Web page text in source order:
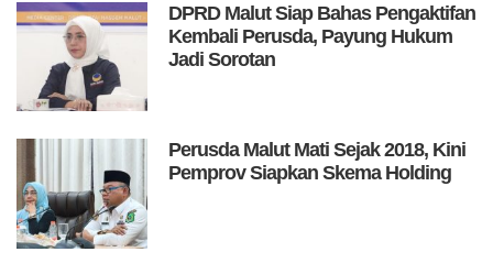
DPRD Malut Siap Bahas Pengaktifan
Kembali Perusda, Payung Hukum
Jadi Sorotan
Perusda Malut Mati Sejak 2018, Kini
Pemprov Siapkan Skema Holding